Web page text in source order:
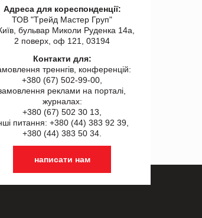
Адреса для кореспонденції:
ТОВ "Tрейд Мастер Груп"
бульвар Миколи Руденка 14а,
2 поверх, оф 121, 03194
Контакти для:
треннгів, конференцій:
+380 (67) 502-99-00,
реклами на порталі,
журналах:
+380 (67) 502 30 13,
питання: +380 (44) 383 92 39,
+380 (44) 383 50 34.
написати нам